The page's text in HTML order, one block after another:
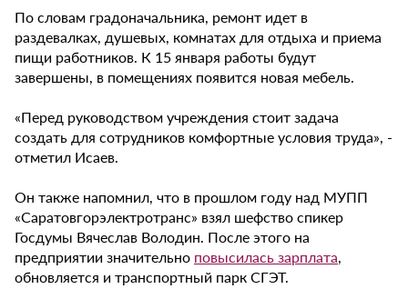
По словам градоначальника, ремонт идет в
раздевалках, душевых, комнатах для отдыха и приема
пищи работников. К 15 января работы будут
завершены, в помещениях появится новая мебель.
«Перед руководством учреждения стоит задача
создать для сотрудников комфортные условия труда», -
отметил Исаев.
Он также напомнил, что в прошлом году над МУПП
«Саратовгорэлектротранс» взял шефство спикер
Госдумы Вячеслав Володин. После этого на
предприятии значительно повысилась зарплата,
обновляется и транспортный парк СГЭТ.